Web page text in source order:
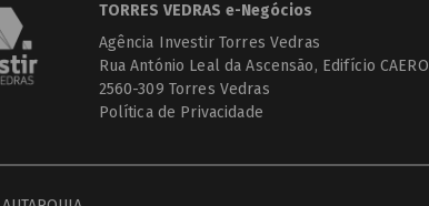
TORRES VEDRAS e-Negócios
Agência Investir Torres Vedras
Rua António Leal da Ascensão, Edifício CAERO
2560-309 Torres Vedras
Política de Privacidade